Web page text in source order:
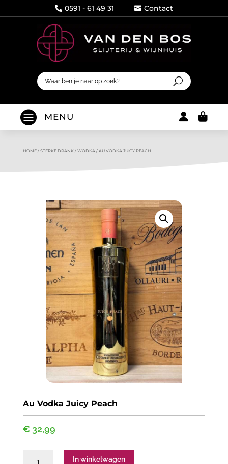
 0591 - 61 49 31  Contact
 MENU 
HOME/ STERKE DRANK / WODKA / AU VODKA JUICY PEACH
Au Vodka Juicy Peach
€32,99
In winkelwagen